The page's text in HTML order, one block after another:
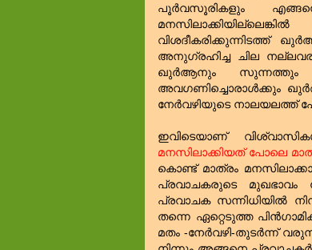
പൂര്‍വസൂരികളും
അനുഗ്രഹിച്ച ചില
ഖുര്‍ആനും സുന്നത്തും
അവഗണിച്ചൊരാള്‍ക്കും
നേര്‍വഴിയുടെ നാലയലത്ത്‌
ഇവിടെയാണ്‌
മനസിലാക്കിയത്‌ പോലെ
കൊണ്ട്‌ മാത്രം
പ്രവാചകരുടെ
പ്രവാചക സന്നിധിയില്‍
തന്നെ ഏറ്റെടുത്ത
മതം -നേര്‍വഴി-തുടര്‍ന്ന്